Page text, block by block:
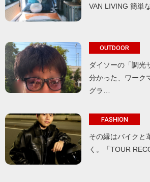
VAN LIVING 簡単
OUTDOOR
ダイソーの「調光
分かった、ワーク
グラ…
FASHION
その縁はバイクと
く。「TOUR